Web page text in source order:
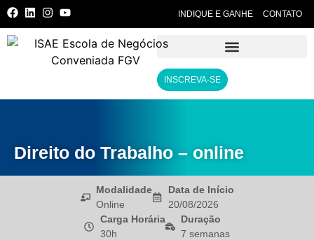
INDIQUE E GANHE CONTATO
INSCREVA-SE
Direito do Trabalho – online
Modalidade
Online
Data de Início
20/08/2026
Carga Horária
30h
Duração
7 semanas